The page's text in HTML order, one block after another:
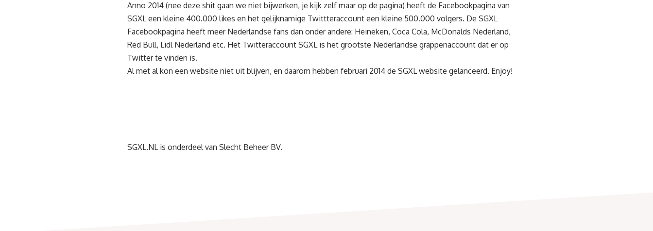
Anno 2014 (nee deze shit gaan we niet bijwerken, je kijk zelf maar op de pagina) heeft de Facebookpagina van
SGXL een kleine 400.000 likes en het gelijknamige Twittteraccount een kleine 500.000 volgers. De SGXL
Facebookpagina heeft meer Nederlandse fans dan onder andere: Heineken, Coca Cola, McDonalds Nederland,
Red Bull, Lidl Nederland etc. Het Twitteraccount SGXL is het grootste Nederlandse grappenaccount dat er op
Twitter te vinden is.
Al met al kon een website niet uit blijven, en daarom hebben februari 2014 de SGXL website gelanceerd. Enjoy!
SGXL.NL is onderdeel van Slecht Beheer BV.